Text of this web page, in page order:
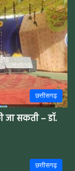
छत्तीसगढ़
जा सकती – डॉ.
छत्तीसगढ़